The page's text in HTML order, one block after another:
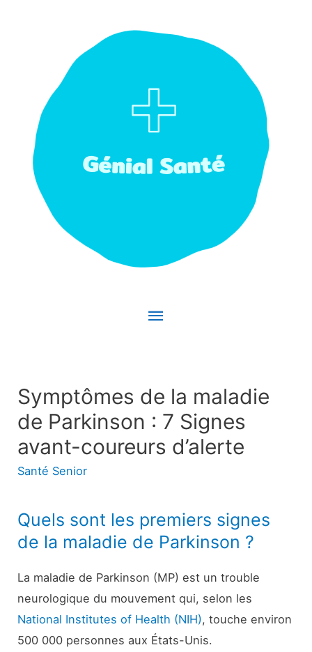
Menu
Symptômes de la maladie
de Parkinson : 7 Signes
avant-coureurs d’alerte
Santé Senior
Quels sont les premiers signes
de la maladie de Parkinson ?
La maladie de Parkinson (MP) est un trouble
neurologique du mouvement qui, selon les
National Institutes of Health (NIH), touche environ
500 000 personnes aux États-Unis.